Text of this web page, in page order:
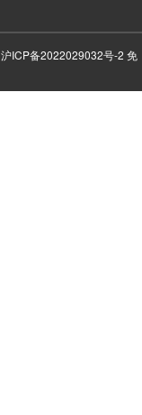
沪ICP备2022029032号-2 免